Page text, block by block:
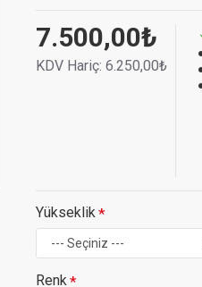
7.500,00₺
KDV Hariç: 6.250,00₺
Yükseklik
Renk